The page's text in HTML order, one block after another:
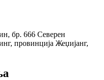
бр. 666 Северен
провинција Жеџијанг,